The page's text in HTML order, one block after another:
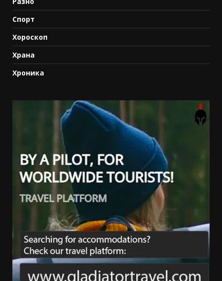
Спорт
Хороскоп
Храна
Хроника